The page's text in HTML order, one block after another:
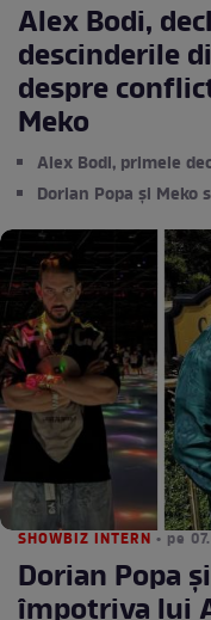
Alex Bodi,
descinderile
despre
Meko
Alex Bodi, primele
Dorian Popa și
SHOWBIZ INTERN • pe
Dorian Popa